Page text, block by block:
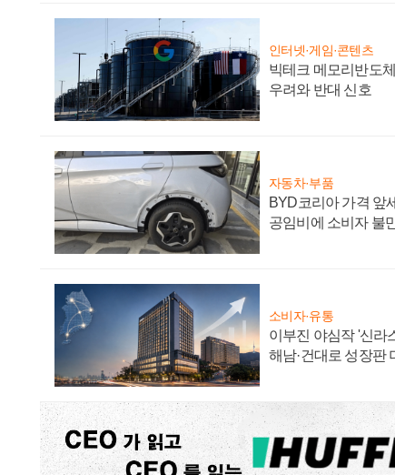
인터넷·게임·콘텐츠
빅테크 메모리반도
우려와 반대 신호
자동차·부품
BYD코리아 가격 앞
공임비에 소비자 불
소비자·유통
이부진 야심작 '신라
해남·건대로 성장판